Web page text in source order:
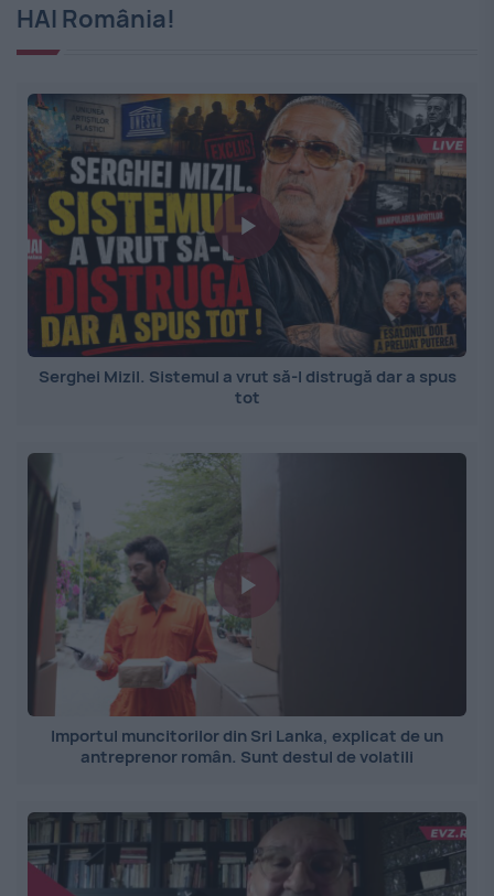
HAI România!
Serghei Mizil. Sistemul a vrut să-l distrugă dar a spus
tot
Importul muncitorilor din Sri Lanka, explicat de un
antreprenor român. Sunt destul de volatili